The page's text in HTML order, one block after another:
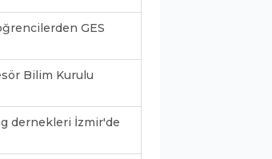
GES
Bilim Kurulu
dernekleri İzmir'de